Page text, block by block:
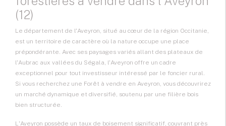
(12)
Le département de l'Aveyron, situé au cœur de la région Occitanie,
est un territoire de caractère où la nature occupe une place
prépondérante. Avec ses paysages variés allant des plateaux de
l'Aubrac aux vallées du Ségala, l'Aveyron offre un cadre
exceptionnel pour tout investisseur intéressé par le foncier rural.
Si vous recherchez une Forêt à vendre en Aveyron, vous découvrirez
un marché dynamique et diversifié, soutenu par une filière bois
bien structurée.
L'Aveyron possède un taux de boisement significatif, couvrant près